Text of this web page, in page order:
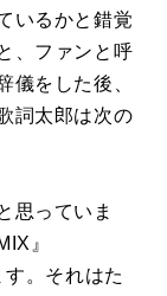
いるかと錯覚
、ファンと呼
儀をした後、
詞太郎は次の
思っていま
』
。それはた